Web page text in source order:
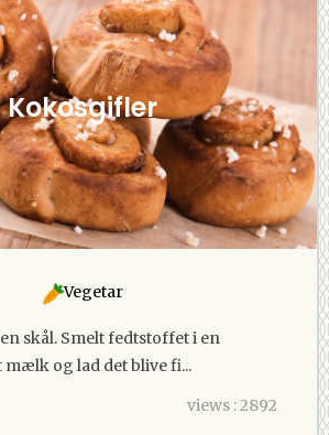
Kokosgifler
Vegetar
skål. Smelt fedtstoffet i en
og lad det blive fi...
views : 2892